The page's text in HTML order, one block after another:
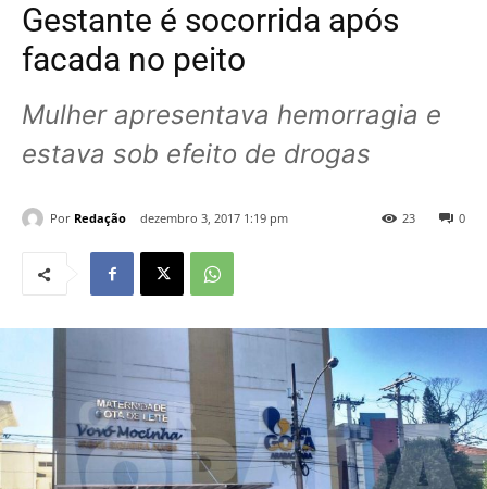
Gestante é socorrida após
facada no peito
Mulher apresentava hemorragia e
estava sob efeito de drogas
Por Redação dezembro 3, 2017 1:19 pm 0
23